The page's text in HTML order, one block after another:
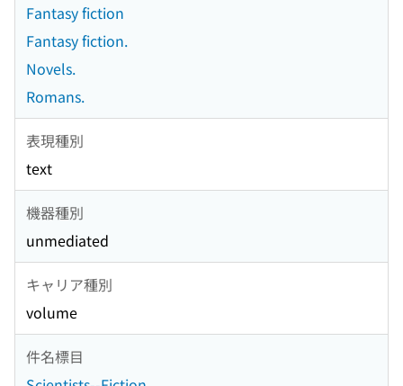
Fantasy fiction
Fantasy fiction.
Novels.
Romans.
表現種別
text
機器種別
unmediated
キャリア種別
volume
件名標目